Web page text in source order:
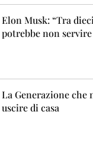
Elon Musk: “Tra
potrebbe non servire
La Generazione che
uscire di casa